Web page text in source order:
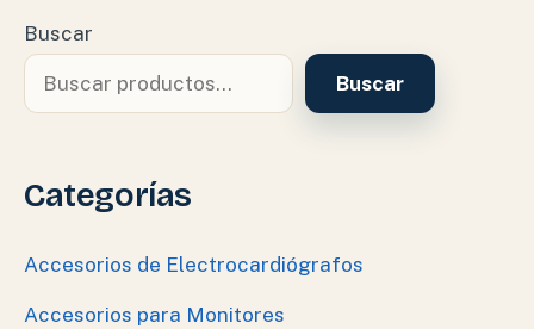
Buscar
Buscar
Categorías
Accesorios de Electrocardiógrafos
Accesorios para Monitores